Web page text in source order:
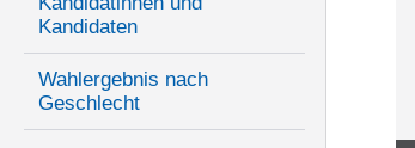
Kandidaten
Wahlergebnis nach
Geschlecht